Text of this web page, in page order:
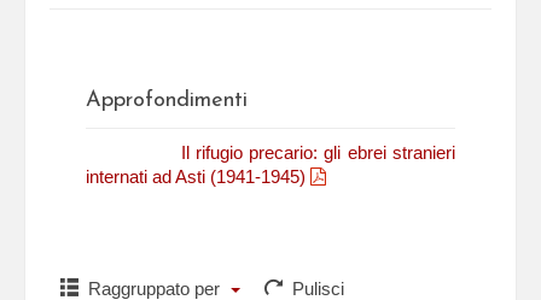
Approfondimenti
Il rifugio precario: gli ebrei stranieri
internati ad Asti (1941-1945)
Raggruppato per Pulisci